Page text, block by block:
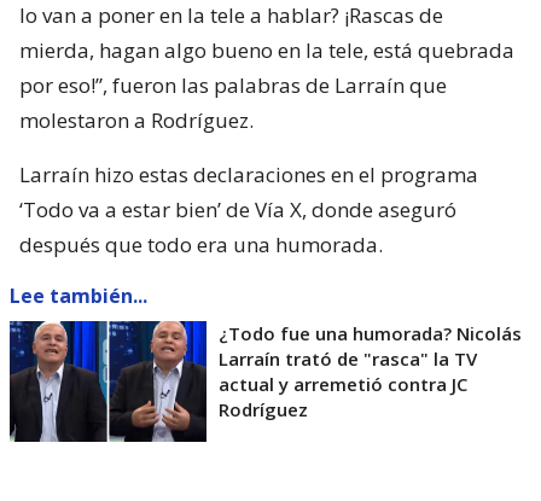
lo van a poner en la tele a hablar? ¡Rascas de
mierda, hagan algo bueno en la tele, está quebrada
por eso!”, fueron las palabras de Larraín que
molestaron a Rodríguez.
Larraín hizo estas declaraciones en el programa
‘Todo va a estar bien’ de Vía X, donde aseguró
después que todo era una humorada.
Lee también...
¿Todo fue una humorada? Nicolás
Larraín trató de "rasca" la TV
actual y arremetió contra JC
Rodríguez